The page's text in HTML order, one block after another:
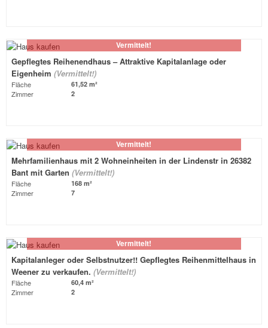
Vermittelt!
Gepflegtes Reihenendhaus – Attraktive Kapitalanlage oder
Eigenheim (Vermittelt!)
Fläche 61,52 m²
Zimmer 2
Vermittelt!
Mehrfamilienhaus mit 2 Wohneinheiten in der Lindenstr in 26382
Bant mit Garten (Vermittelt!)
Fläche 168 m²
Zimmer 7
Vermittelt!
Kapitalanleger oder Selbstnutzer!! Gepflegtes Reihenmittelhaus in
Weener zu verkaufen. (Vermittelt!)
Fläche 60,4 m²
Zimmer 2